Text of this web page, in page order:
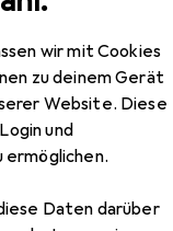
wir mit Cookies
zu deinem Gerät
Website. Diese
und
ermöglichen.
Daten darüber